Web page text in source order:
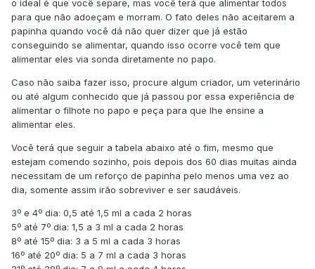
o ideal é que você separe, mas você terá que alimentar todos
para que não adoeçam e morram. O fato deles não aceitarem a
papinha quando você dá não quer dizer que já estão
conseguindo se alimentar, quando isso ocorre você tem que
alimentar eles via sonda diretamente no papo.
Caso não saiba fazer isso, procure algum criador, um veterinário
ou até algum conhecido que já passou por essa experiência de
alimentar o filhote no papo e peça para que lhe ensine a
alimentar eles.
Você terá que seguir a tabela abaixo até o fim, mesmo que
estejam comendo sozinho, pois depois dos 60 dias muitas ainda
necessitam de um reforço de papinha pelo menos uma vez ao
dia, somente assim irão sobreviver e ser saudáveis.
3º e 4º dia: 0,5 até 1,5 ml a cada 2 horas
5º até 7º dia: 1,5 a 3 ml a cada 2 horas
8º até 15º dia: 3 a 5 ml a cada 3 horas
16º até 20º dia: 5 a 7 ml a cada 3 horas